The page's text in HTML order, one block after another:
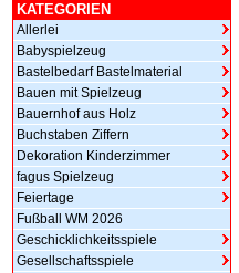
KATEGORIEN
Allerlei
Babyspielzeug
Bastelbedarf Bastelmaterial
Bauen mit Spielzeug
Bauernhof aus Holz
Buchstaben Ziffern
Dekoration Kinderzimmer
fagus Spielzeug
Feiertage
Fußball WM 2026
Geschicklichkeitsspiele
Gesellschaftsspiele